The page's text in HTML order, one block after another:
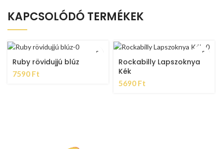
KAPCSOLÓDÓ TERMÉKEK
Ruby rövidujjú blúz
7590 Ft
Rockabilly Lapszoknya
Kék
5690 Ft